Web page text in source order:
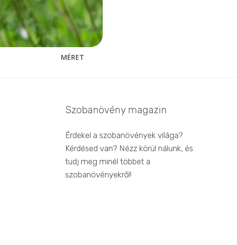
MÉRET
Szobanövény magazin
Érdekel a szobanövények világa?
Kérdésed van? Nézz körül nálunk, és
tudj meg minél többet a
szobanövényekről!